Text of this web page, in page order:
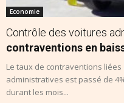
Economie
Contrôle des voitures
contraventions en
Le taux de contraventions liées
administratives est passé de
durant les mois...